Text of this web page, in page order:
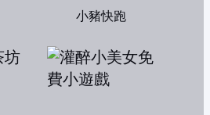
小豬快跑